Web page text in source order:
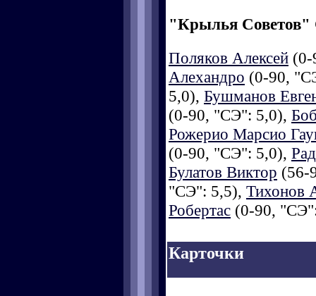
"Крылья Советов"
Поляков Алексей
Алехандро (0-90,
5,0), Бушманов
(0-90, "СЭ": 5,0),
Рожерио Марсио
(0-90, "СЭ": 5,0),
Булатов Виктор (56-
"СЭ": 5,5), Тихонов
Робертас (0-90,
Карточки